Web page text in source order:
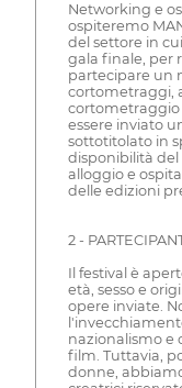
Networking e
ospiteremo
del settore in
gala finale, per
partecipare un
cortometraggi,
cortometraggio
essere inviato
sottotitolato in
disponibilità del
alloggio e
delle edizioni
2 -
Il festival è
età, sesso e
opere inviate.
nazionalismo e
film. Tuttavia,
donne,